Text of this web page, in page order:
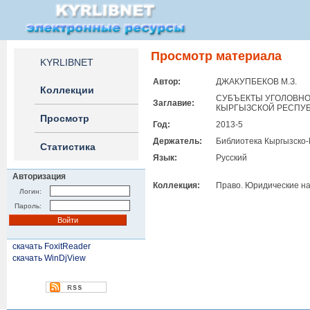
KYRLIBNET
Коллекции
Просмотр
Статистика
Авторизация
Логин:
Пароль:
скачать FoxitReader
скачать WinDjView
Просмотр материала
Автор: ДЖАКУПБЕКОВ М.З.
Заглавие:
CУБЪЕКТЫ
КЫРГЫЗСКОЙ
Год:
2013-5
Держатель:
Библиотека
Язык:
Русский
Коллекция: Право. Юридические